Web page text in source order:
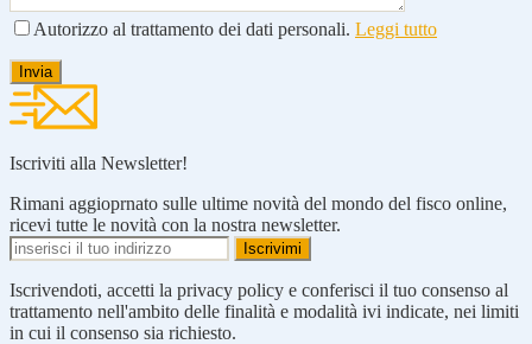
Autorizzo al trattamento dei dati personali. Leggi tutto
Iscriviti alla Newsletter!
Rimani aggioprnato sulle ultime novità del mondo del fisco online,
ricevi tutte le novità con la nostra newsletter.
Iscrivendoti, accetti la privacy policy e conferisci il tuo consenso al
trattamento nell'ambito delle finalità e modalità ivi indicate, nei limiti
in cui il consenso sia richiesto.